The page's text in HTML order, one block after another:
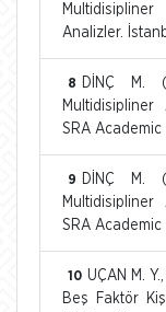
Analizler.
8
DİNÇ M.
Multidisipliner
SRA Academic
9
DİNÇ M.
Multidisipliner
SRA Academic
10 UÇAN M.
Beş Faktör